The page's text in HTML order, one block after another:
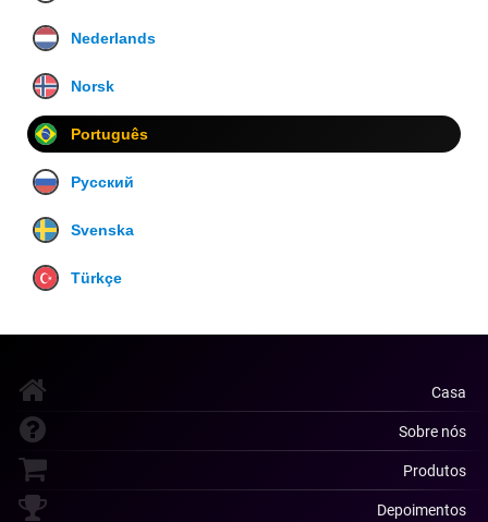
Nederlands
Norsk
Português
Русский
Svenska
Türkçe
Casa
Sobre nós
Produtos
Depoimentos